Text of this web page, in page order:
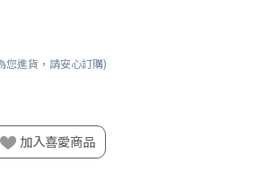
您進貨，請安心訂購)
加入喜愛商品